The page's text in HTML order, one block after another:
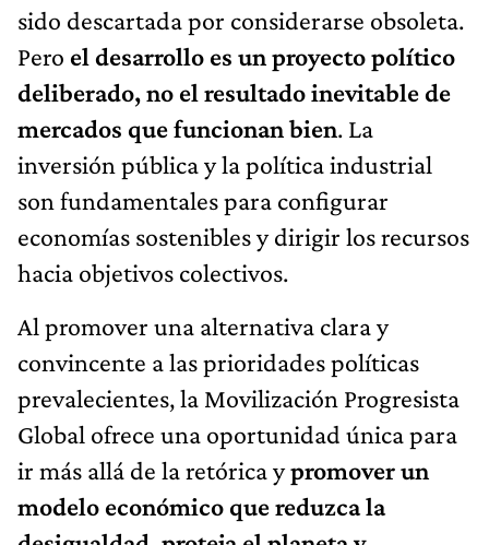
sido descartada por considerarse obsoleta.
Pero el desarrollo es un proyecto político
deliberado, no el resultado inevitable de
mercados que funcionan bien. La
inversión pública y la política industrial
son fundamentales para configurar
economías sostenibles y dirigir los recursos
hacia objetivos colectivos.
Al promover una alternativa clara y
convincente a las prioridades políticas
prevalecientes, la Movilización Progresista
Global ofrece una oportunidad única para
ir más allá de la retórica ypromover un
modelo económico que reduzca la